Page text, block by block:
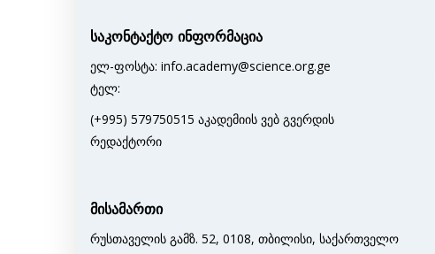
საკონტაქტო ინფორმაცია
ელ-ფოსტა: info.academy@science.org.ge
ტელ:
(+995) 579750515 აკადემიის ვებ გვერდის
რედაქტორი
მისამართი
რუსთაველის გამზ. 52, 0108, თბილისი, საქართველო